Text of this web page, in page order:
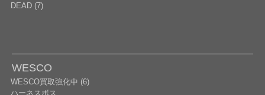
DEAD (7)
WESCO
WESCO買取強化中 (6)
ハーネスボス